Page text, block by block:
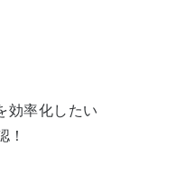
効率化したい
！